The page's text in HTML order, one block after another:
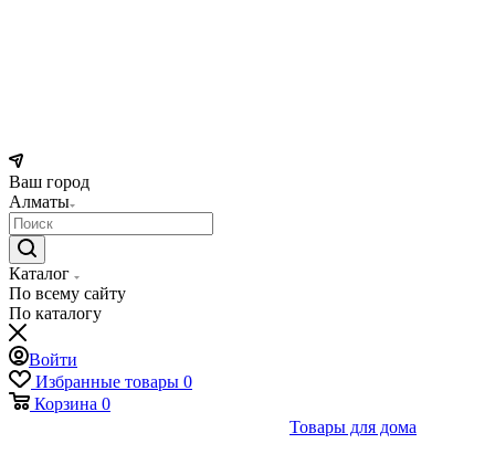
Ваш город
Алматы
Каталог
По всему сайту
По каталогу
Войти
Избранные товары 0
Корзина 0
Товары для дома